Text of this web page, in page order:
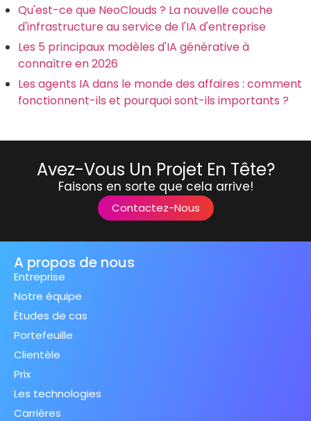
Qu'est-ce que NeoClouds ? La nouvelle couche
d'infrastructure au service de l'IA d'entreprise
Les 5 principaux modèles d'IA générative à
connaître en 2026
Les agents IA dans le monde des affaires : comment
fonctionnent-ils et pourquoi sont-ils importants ?
Avez-Vous Un Projet En Tête?
Faisons en sorte que cela arrive!
Contactez-Nous
A propos de nous
Entreprise
Notre équipe
Études de cas
Portefeuille
Clientèle
Prix
Les technologies
Carrières